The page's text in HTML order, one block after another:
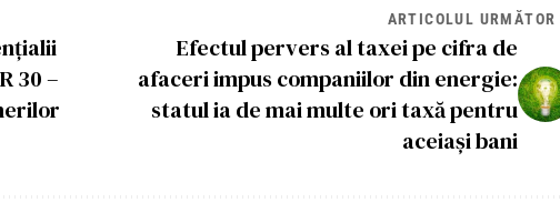
30 –
ARTICOLUL URMĂTOR
Efectul pervers al taxei pe cifra de
afaceri impus companiilor din energie:
statul ia de mai multe ori taxă pentru
aceiași bani